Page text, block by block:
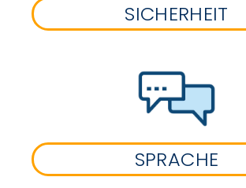
SICHERHEIT
SPRACHE